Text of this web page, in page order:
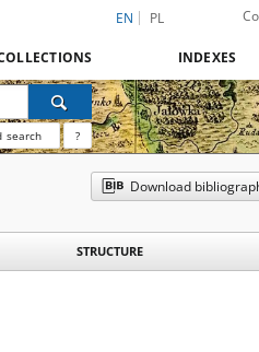
EN PL
INDEXES
search ?
Download
STRUCTURE